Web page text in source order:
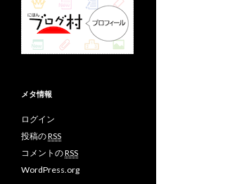
メタ情報
ログイン
投稿のRSS
コメントのRSS
WordPress.org